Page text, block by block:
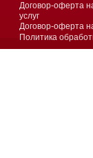
Договор-оферта
услуг
Договор-оферта
Политика